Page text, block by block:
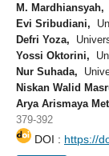
M. Mardhiansyah,
Evi Sribudiani,
Defri Yoza,
Yossi Oktorini,
Nur Suhada,
Niskan Walid
Arya Arismaya
379-392
DOI : https://